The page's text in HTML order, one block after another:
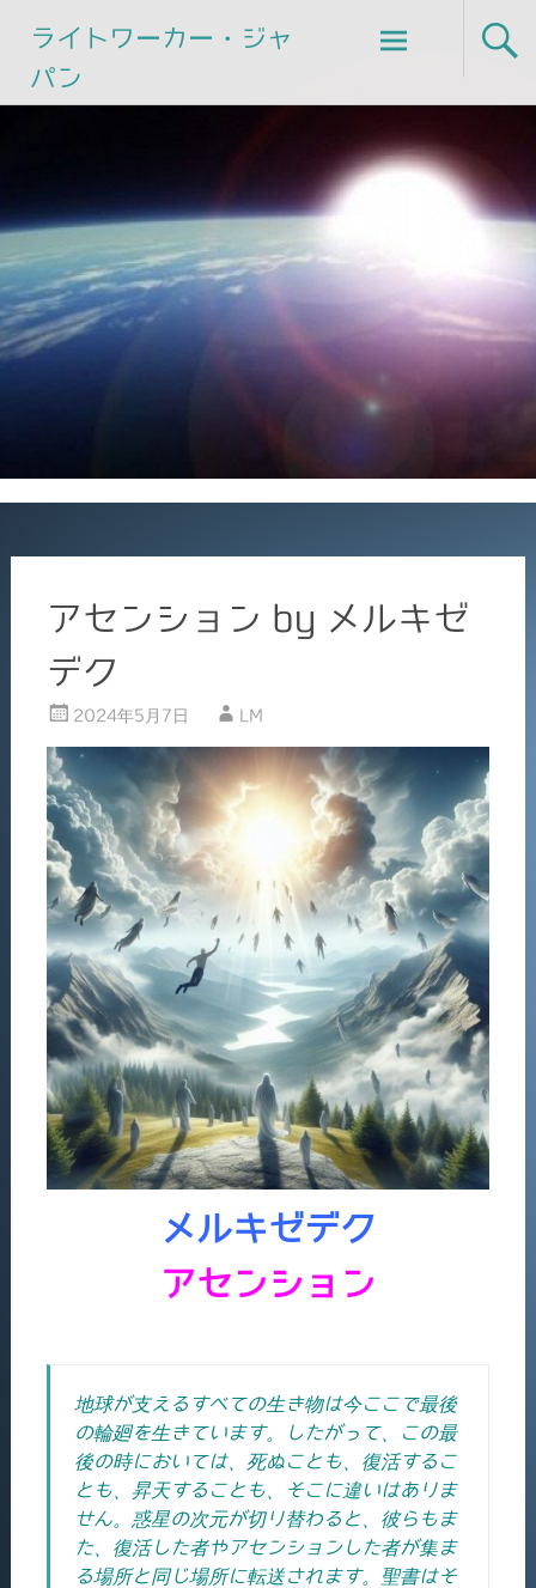
ライトワーカー・ジャ
パン
Skip
to
アセンション by メルキゼ
デク
2024年5月7日 LM
メルキゼデク
アセンション
地球が支えるすべての生き物は今ここで最後
の輪廻を生きています。したがって、この最
後の時においては、死ぬことも、復活するこ
とも、昇天することも、そこに違いはありま
せん。 惑星の次元が切り替わると、彼らもま
た、復活した者やアセンションした者が集ま
る場所と同じ場所に転送されます。聖書はそ